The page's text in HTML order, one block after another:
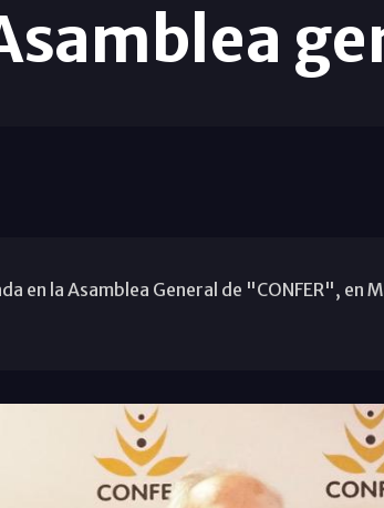
en la Asamblea General de "CONFER", en